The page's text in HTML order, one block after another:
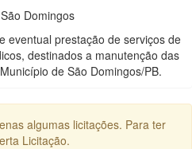
Domingos
eventual prestação de serviços de
destinados a manutenção das
de São Domingos/PB.
algumas licitações. Para ter
Licitação.